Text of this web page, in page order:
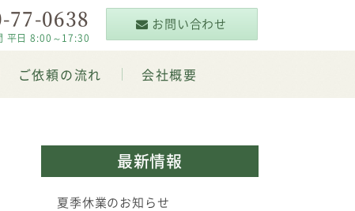
77-0638
平日 8:00～17:30
お問い合わせ
ご依頼の流れ 会社概要
最新情報
夏季休業のお知らせ